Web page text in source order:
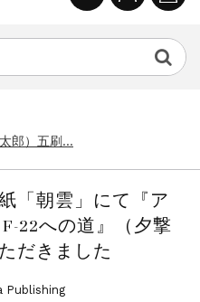
郎）五刷...
を軽視し...
「朝雲」にて『ア
22への道』（夕撃
だきました
Publishing